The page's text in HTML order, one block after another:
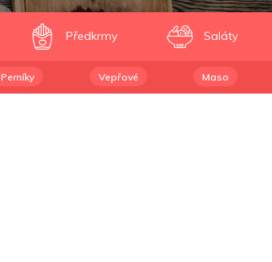
Předkrmy Saláty
Perníky Vepřové Maso